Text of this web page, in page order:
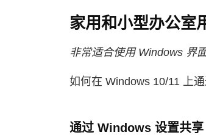
家用和小型办公室
非常适合使用 Windows 界
如何在 Windows 10/11 上
通过 Windows 设置共享